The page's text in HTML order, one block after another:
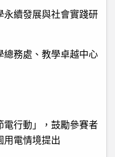
永續發展與社會實踐研
總務處、教學卓越中心
電行動」，鼓勵參賽者
用電情境提出